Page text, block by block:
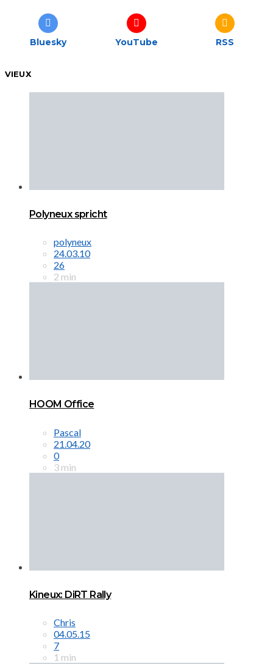
Bluesky YouTube RSS
VIEUX
Polyneux spricht
polyneux
24.03.10
26
2 min
HOOM Office
Pascal
21.04.20
0
3 min
Kineux: DiRT Rally
Chris
04.05.15
7
1 min